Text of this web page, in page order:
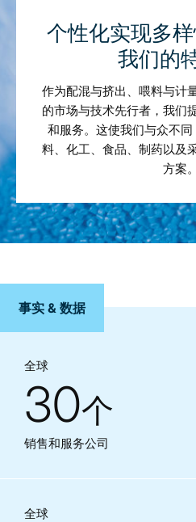
个性化实现多
我们的
作为配混与挤出、喂料与计
的市场与技术先行者，我们
和服务。这使我们与众不
料、化工、食品、制药以及
方案。
事实 & 数据
全球
30个
销售和服务公司
全球